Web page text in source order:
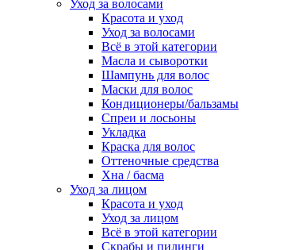
Уход за волосами
Красота и уход
Уход за волосами
Всё в этой категории
Масла и сыворотки
Шампунь для волос
Маски для волос
Кондиционеры/бальзамы
Спреи и лосьоны
Укладка
Краска для волос
Оттеночные средства
Хна / басма
Уход за лицом
Красота и уход
Уход за лицом
Всё в этой категории
Скрабы и пилинги